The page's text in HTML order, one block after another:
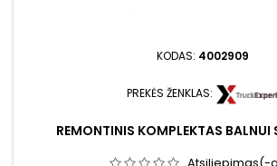
KODAS: 4002909
PREKĖS ŽENKLAS:
REMONTINIS KOMPLEKTAS